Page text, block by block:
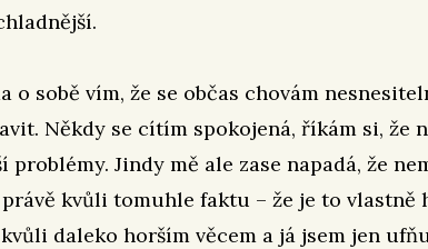
o sobě vím, že se občas chovám
Někdy se cítím spokojená, říkám si, že
problémy. Jindy mě ale zase napadá, že
kvůli tomuhle faktu – že je to vlastně
daleko horším věcem a já jsem jen